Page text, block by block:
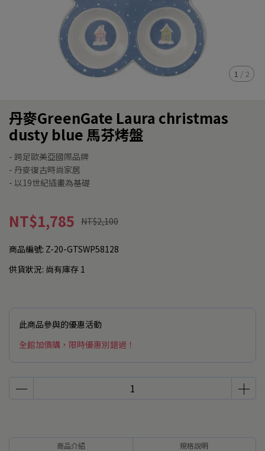
1 / 2
丹麥GreenGate Laura christmas
dusty blue 馬芬烤盤
- 跨足歐美亞國際品牌
- 丹麥復古時尚家居
- 以19世紀插畫為基礎
NT$1,785 NT$2,100
商品編號: Z-20-GTSWP58128
供貨狀況: 尚有庫存 1
此商品參與的優惠活動
全館加價購，限時優惠別錯過！
商品介紹 規格說明